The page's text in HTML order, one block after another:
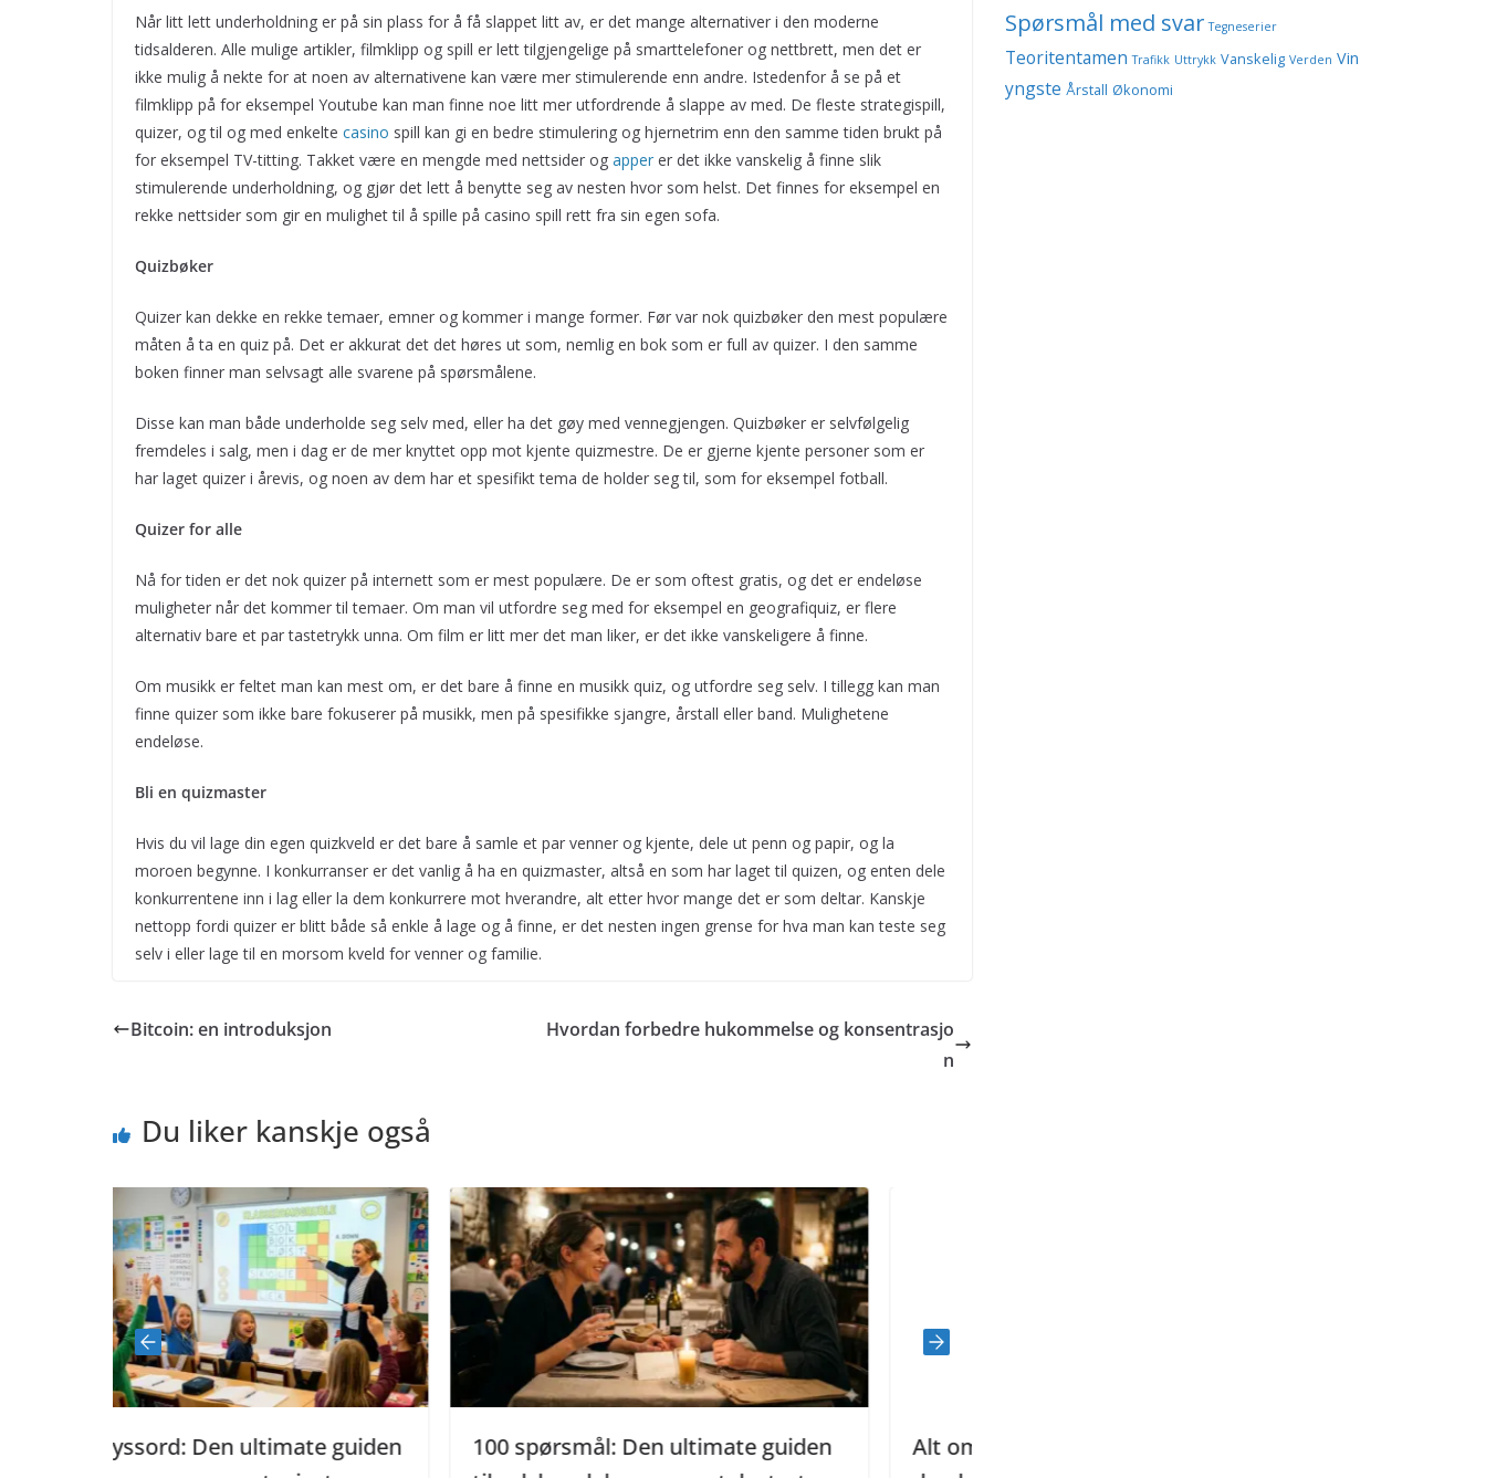
Når litt lett underholdning er på sin plass for å få slappet litt av, er det mange alternativer i den moderne
tidsalderen. Alle mulige artikler, filmklipp og spill er lett tilgjengelige på smarttelefoner og nettbrett, men det er
ikke mulig å nekte for at noen av alternativene kan være mer stimulerende enn andre. Istedenfor å se på et
filmklipp på for eksempel Youtube kan man finne noe litt mer utfordrende å slappe av med. De fleste strategispill,
quizer, og til og med enkelte casino spill kan gi en bedre stimulering og hjernetrim enn den samme tiden brukt på
for eksempel TV-titting. Takket være en mengde med nettsider og apper er det ikke vanskelig å finne slik
stimulerende underholdning, og gjør det lett å benytte seg av nesten hvor som helst. Det finnes for eksempel en
rekke nettsider som gir en mulighet til å spille på casino spill rett fra sin egen sofa.
Quizbøker
Quizer kan dekke en rekke temaer, emner og kommer i mange former. Før var nok quizbøker den mest populære
måten å ta en quiz på. Det er akkurat det det høres ut som, nemlig en bok som er full av quizer. I den samme
boken finner man selvsagt alle svarene på spørsmålene.
Disse kan man både underholde seg selv med, eller ha det gøy med vennegjengen. Quizbøker er selvfølgelig
fremdeles i salg, men i dag er de mer knyttet opp mot kjente quizmestre. De er gjerne kjente personer som er
har laget quizer i årevis, og noen av dem har et spesifikt tema de holder seg til, som for eksempel fotball.
Quizer for alle
Nå for tiden er det nok quizer på internett som er mest populære. De er som oftest gratis, og det er endeløse
muligheter når det kommer til temaer. Om man vil utfordre seg med for eksempel en geografiquiz, er flere
alternativ bare et par tastetrykk unna. Om film er litt mer det man liker, er det ikke vanskeligere å finne.
Om musikk er feltet man kan mest om, er det bare å finne en musikk quiz, og utfordre seg selv. I tillegg kan man
finne quizer som ikke bare fokuserer på musikk, men på spesifikke sjangre, årstall eller band. Mulighetene
endeløse.
Bli en quizmaster
Hvis du vil lage din egen quizkveld er det bare å samle et par venner og kjente, dele ut penn og papir, og la
moroen begynne. I konkurranser er det vanlig å ha en quizmaster, altså en som har laget til quizen, og enten dele
konkurrentene inn i lag eller la dem konkurrere mot hverandre, alt etter hvor mange det er som deltar. Kanskje
nettopp fordi quizer er blitt både så enkle å lage og å finne, er det nesten ingen grense for hva man kan teste seg
selv i eller lage til en morsom kveld for venner og familie.
Bitcoin: en introduksjon
Hvordan forbedre hukommelse og konsentrasjo
n
Du liker kanskje også
guiden
100 spørsmål: Den ultimate guiden
Alt om Svampebob Firkant: En
Spørsmål med svar Tegneserier
Teoritentamen Trafikk Uttrykk Vanskelig Verden Vin
yngste Årstall Økonomi